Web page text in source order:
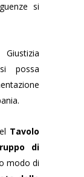
si
possa
Tavolo
di
modo di